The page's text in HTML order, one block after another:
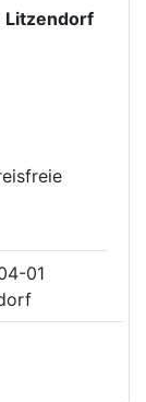
Litzendorf
01